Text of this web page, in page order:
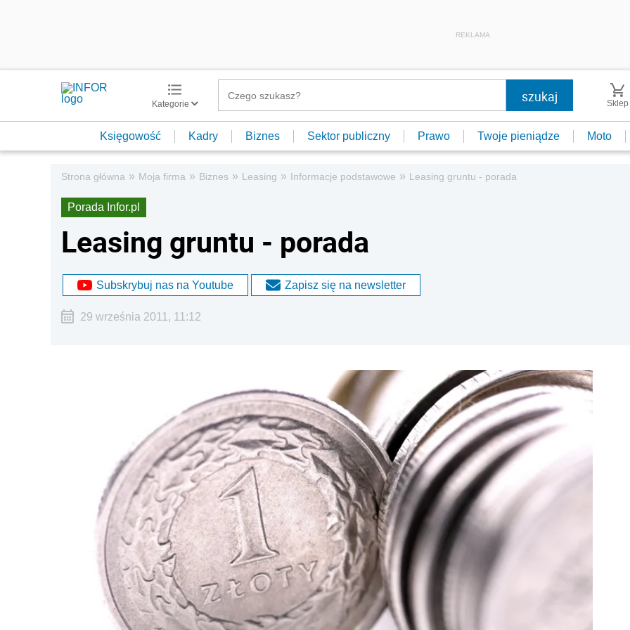
REKLAMA
Kategorie Sklep
Księgowość Kadry Biznes Sektor publiczny Prawo Twoje pieniądze Moto
Strona główna » Moja firma » Biznes » Leasing » Informacje podstawowe » Leasing gruntu - porada
Porada Infor.pl
Leasing gruntu - porada
Subskrybuj nas na Youtube Zapisz się na newsletter
29 września 2011, 11:12